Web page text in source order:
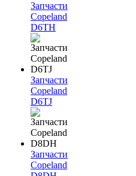
Запчасти
Copeland
D6TH
Запчасти
Copeland
D6TJ
Запчасти
Copeland